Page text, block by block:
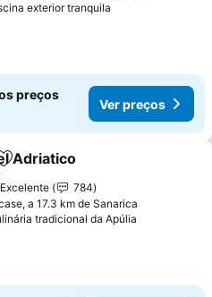
exterior tranquila
preços
Ver preços
Adicionar aos favoritos
Adriatico
Excelente
784
a 17.3 km de Sanarica
tradicional da Apúlia